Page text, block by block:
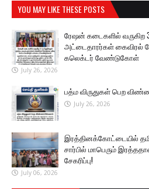
YOU MAY LIKE THESE POSTS
ரேஷன் கடைகளில் வருகிற
அட்டைதாரர்கள் கைவிரல்
கலெக்டர் வேண்டுகோள்
July 26, 2026
பத்ம விருதுகள் பெற
July 26, 2026
இரத்தினக்கோட்டையில்
சார்பில் மாபெரும்
சேகரிப்பு!
July 06, 2026